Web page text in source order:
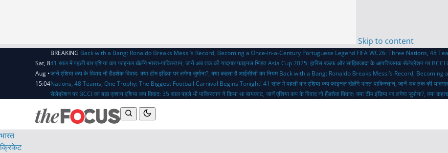
Skip to content
Sat, 8
Aug •
15:04
BREAKING Back with a Bang: Ronaldo Breaks Messi’s Record, Becoming a Once-in-a-Century Portuguese Legend FIFA WC26: Three Nations, 48
41 साल में पहली बार एशिया कप फाइनल खेलेंगे भारत-पाकिस्तान, जानें अब तक की यादगार फाइनल भिंड़तAsia Cup 2025: हारिस रऊफ और साहिबजादा के आपत्तिजनक सेलेब्रेशन पर BCCI
जानें एशिया कप के विवादनो हैंडशेक विवादः क्या टीम इंडिया पर लगेगा जुर्माना?, क्या कहता है आईसीसी का नियम Back with a Bang: Ronaldo Breaks Messi’s Record,
Nations, 48 Teams, One Trophy: The Biggest Football Carnival Begins Tonight! 41 साल में पहली बार एशिया कप फाइनल खेलेंगे भारत-पाकिस्तान, जानें अब तक की
सेलेब्रेशन पर BCCI का बड़ा एक्शनएशिया कप विवाद: 35 साल पहले भी पाकिस्तान ने किया था बायकाट, जानें एशिया कप के विवादनो हैंडशेक विवादः क्या टीम इंडिया पर लगेगा जुर्माना?, क्या
भारत
क्रिकेट